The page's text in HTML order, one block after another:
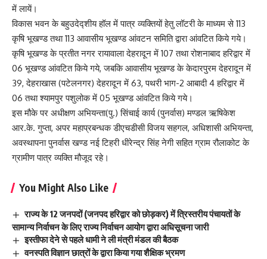
में लायें।
विकास भवन के बहुउदेद्शीय हॉल में पात्र व्यक्तियों हेतु लॉटरी के माध्यम से 113
कृषि भूखण्ड तथा 113 आवासीय भूखण्ड आंवटन समिति द्वारा आंवटित किये गये।
कृषि भूखण्ड के प्रतीत नगर रायावाला देहरादून में 107 तथा रोशनाबाद हरिद्वार में
06 भूखण्ड आंवटित किये गये, जबकि आवासीय भूखण्ड के केदारपुरम देहरादून में
39, देहराखास (पटेलनगर) देहरादून में 63, पथरी भाग-2 आबादी 4 हरिद्वार में
06 तथा श्यामपुर पशुलोक में 05 भूखण्ड आंवटित किये गये।
इस मौके पर अधीक्षण अभियन्ता(पु.) सिंचाई कार्य (पुनर्वास) मण्डल ऋषिकेश
आर.के. गुप्ता, अपर महाप्रबन्धक डीएचडीसी विजय सहगल, अधिशासी अभियन्ता,
अवस्थापना पुनर्वास खण्ड नई टिहरी धीरेन्द्र सिंह नेगी सहित ग्राम रौलाकोट के
ग्रामीण पात्र व्यक्ति मौजूद रहे।
You Might Also Like
राज्य के 12 जनपदों (जनपद हरिद्वार को छोड़कर) में त्रिस्तरीय पंचायतों के
सामान्य निर्वाचन के लिए राज्य निर्वाचन आयोग द्वारा अधिसूचना जारी
इस्तीफा देने से पहले धामी ने ली मंत्री मंडल की बैठक
वनस्पति विज्ञान छात्रों के द्वारा किया गया शैक्षिक भ्रमण